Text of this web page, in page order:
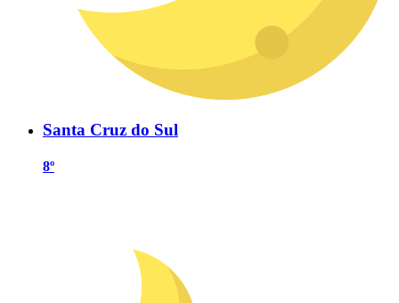
Santa Cruz do Sul
8º